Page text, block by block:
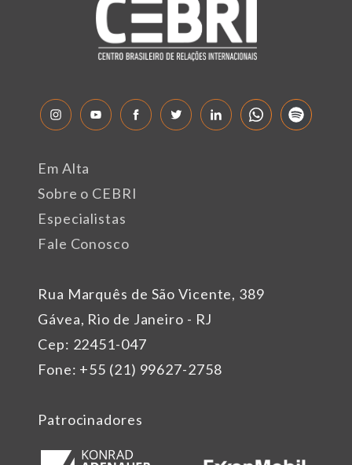
Rua Marquês de São Vicente, 389
Gávea, Rio de Janeiro - RJ
Cep: 22451-047
Fone: +55 (21) 99627-2758
Em Alta
Sobre o CEBRI
Especialistas
Fale Conosco
Patrocinadores